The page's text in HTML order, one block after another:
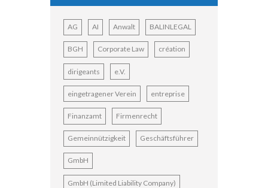
AG AI Anwalt BALINLEGAL
BGH Corporate Law création
dirigeants e.V.
eingetragener Verein entreprise
Finanzamt Firmenrecht
Gemeinnützigkeit Geschäftsführer
GmbH
GmbH (Limited Liability Company)